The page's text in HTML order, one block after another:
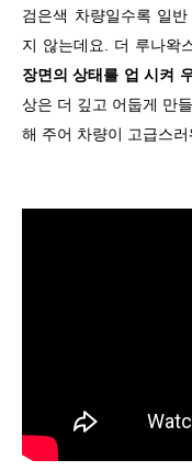
검은색 차량일수록 일
지 않는데요. 더 루나왁
장면의 상태를 업 시켜
상은 더 깊고 어둡게 만
해 주어 차량이 고급스러